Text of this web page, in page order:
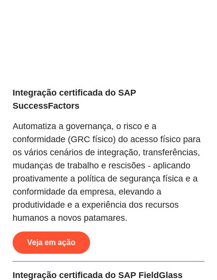
Integração certificada do SAP
SuccessFactors
Automatiza a governança, o risco e a
conformidade (GRC físico) do acesso físico para
os vários cenários de integração, transferências,
mudanças de trabalho e rescisões - aplicando
proativamente a política de segurança física e a
conformidade da empresa, elevando a
produtividade e a experiência dos recursos
humanos a novos patamares.
Veja em ação
Integração certificada do SAP FieldGlass